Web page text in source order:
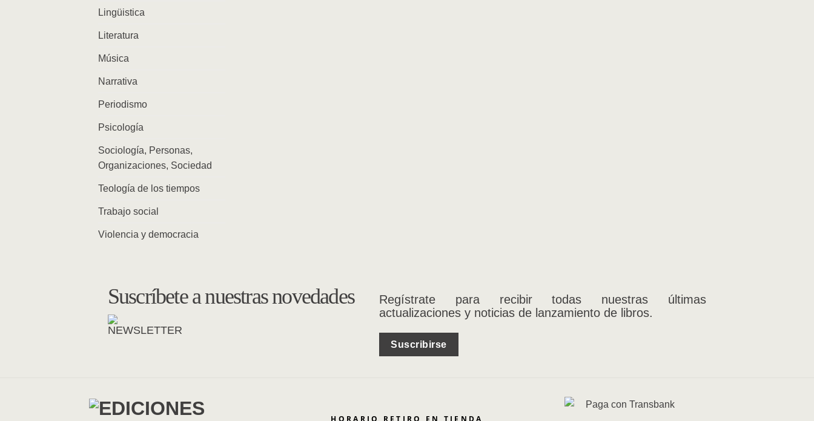
Lingüistica
Literatura
Música
Narrativa
Periodismo
Psicología
Sociología, Personas,
Organizaciones, Sociedad
Teología de los tiempos
Trabajo social
Violencia y democracia
Suscríbete a nuestras novedades
Regístrate para recibir todas nuestras últimas
actualizaciones y noticias de lanzamiento de libros.
Suscribirse
HORARIO RETIRO EN TIENDA